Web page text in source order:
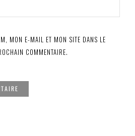
MON E-MAIL ET MON SITE DANS LE
COMMENTAIRE.